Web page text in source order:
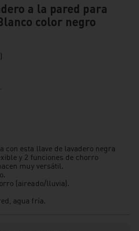
a la pared para
color negro
)
con esta llave de lavadero negra
y 2 funciones de chorro
muy versátil.
(aireado/lluvia).
agua fría.